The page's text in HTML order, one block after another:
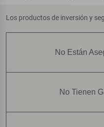
Los productos de inversión y
No Están
No Tienen